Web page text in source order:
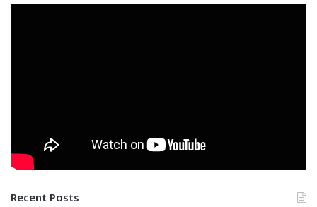
Recent Posts